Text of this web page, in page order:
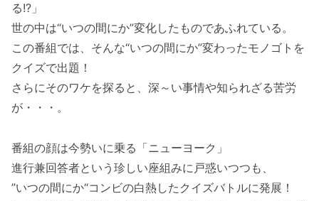
る!?」
世の中は“いつの間にか”変化したものであふれている。
この番組では、そんな“いつの間にか”変わったモノゴトを
クイズで出題！
さらにそのワケを探ると、深～い事情や知られざる苦労
が・・・。
番組の顔は今勢いに乗る「ニューヨーク」
進行兼回答者という珍しい座組みに戸惑いつつも、
”いつの間にか“コンビの白熱したクイズバトルに発展！